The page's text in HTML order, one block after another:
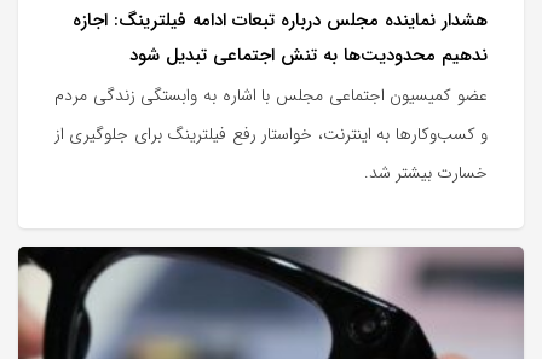
هشدار نماینده مجلس درباره تبعات ادامه فیلترینگ: اجازه
ندهیم محدودیت‌ها به تنش اجتماعی تبدیل شود
عضو کمیسیون اجتماعی مجلس با اشاره به وابستگی زندگی مردم
و کسب‌وکارها به اینترنت، خواستار رفع فیلترینگ برای جلوگیری از
خسارت بیشتر شد.